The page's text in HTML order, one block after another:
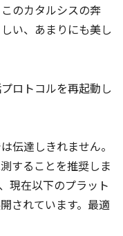
のカタルシスの奔
い、あまりにも美し
ロトコルを再起動し
伝達しきれません。
することを推奨しま
現在以下のプラット
されています。最適